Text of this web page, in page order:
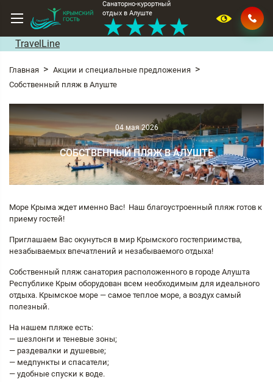
Санаторно-курортный
отдых в Алуште
★★★★
Версия
для
TravelLine
Главная
Акции и специальные предложения
Собственный пляж в Алуште
04 мая 2026
СОБСТВЕННЫЙ ПЛЯЖ В АЛУШТЕ
Море Крыма ждет именно Вас! Наш благоустроенный пляж готов к
приему гостей!
Приглашаем Вас окунуться в мир Крымского гостеприимства,
незабываемых впечатлений и незабываемого отдыха!
Собственный пляж санатория расположенного в городе Алушта
Республике Крым оборудован всем необходимым для идеального
отдыха. Крымское море — самое теплое море, а воздух самый
полезный.
На нашем пляже есть:
— шезлонги и теневые зоны;
— раздевалки и душевые;
— медпункты и спасатели;
— удобные спуски к воде.